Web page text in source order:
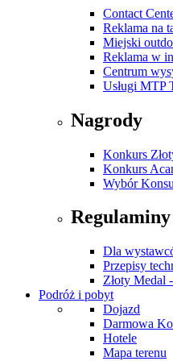
Contact
Reklama na
Miejski
Reklama w
Centrum
Usługi MTP
Nagrody
Konkurs
Konkurs
Wybór
Regulaminy
Dla
Przepisy
Złoty Medal
Podróż i pobyt
Dojazd
Darmowa
Hotele
Mapa terenu